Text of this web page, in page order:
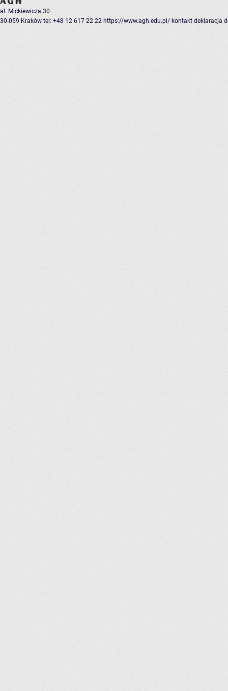
al. Mickiewicza 30
30-059 Kraków tel: +48 12 617 22 22 https://www.agh.edu.pl/ kontakt deklaracja